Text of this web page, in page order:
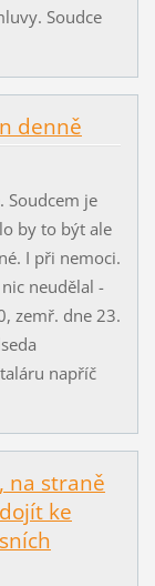
Soudce
denně
Soudcem je
by to být ale
I při nemoci.
neudělal -
zemř. dne 23.
napříč
na straně
ke